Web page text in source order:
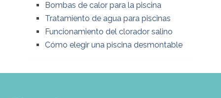
Bombas de calor para la piscina
Tratamiento de agua para piscinas
Funcionamiento del clorador salino
Cómo elegir una piscina desmontable